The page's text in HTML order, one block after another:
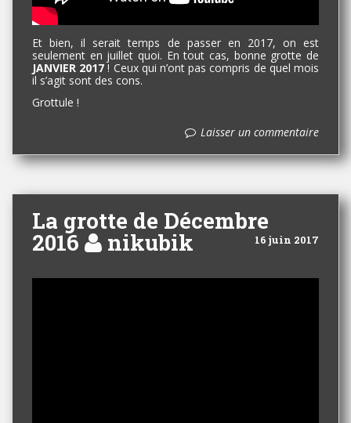
Et bien, il serait temps de passer en 2017, on est
seulement en juillet quoi. En tout cas, bonne grotte de
JANVIER 2017! Ceux qui n’ont pas compris de quel mois
il s’agit sont des cons.
Grottule !
Laisser un commentaire
La grotte de Décembre
2016 16 juin 2017
nikubik